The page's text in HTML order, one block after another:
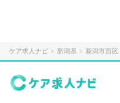
ケア求人ナビ 新潟県 新潟市西区